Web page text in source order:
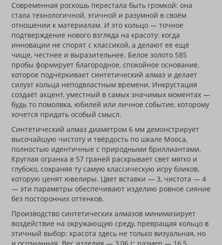
Современная роскошь перестала быть громкой: она
стала технологичной, этичной и разумной в своём
отношении к материалам. И это кольцо — точное
подтверждение нового взгляда на красоту: когда
инновации не спорят с классикой, а делают её ещё
чище, честнее и выразительнее. Белое золото 585
пробы формирует благородное, спокойное основание,
которое подчёркивает синтетический алмаз и делает
силуэт кольца неподвластным времени. Инкрустация
создаёт акцент, уместный в самых значимых моментах —
будь то помолвка, юбилей или личное событие, которому
хочется придать особый смысл.
Синтетический алмаз диаметром 6 мм демонстрирует
высочайшую чистоту и твёрдость по шкале Мооса,
полностью идентичные с природными бриллиантами.
Круглая огранка в 57 граней раскрывает свет мягко и
глубоко, сохраняя ту самую классическую игру бликов,
которую ценят ювелиры. Цвет вставки — 3, чистота — 4
— эти параметры обеспечивают изделию ровное сияние
без посторонних оттенков.
Производство синтетических алмазов минимизирует
воздействие на окружающую среду, превращая кольцо в
этичный выбор: красота здесь не только визуальная, но